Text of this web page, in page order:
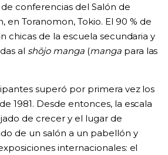
conferencias del Salón de
en Toranomon, Tokio. El 90 % de
chicas de la escuela secundaria y
al shōjo manga (mangapara las
superó por primera vez los
1981. Desde entonces, la escala
de crecer y el lugar de
de un salón a un pabellón y
internacionales: el